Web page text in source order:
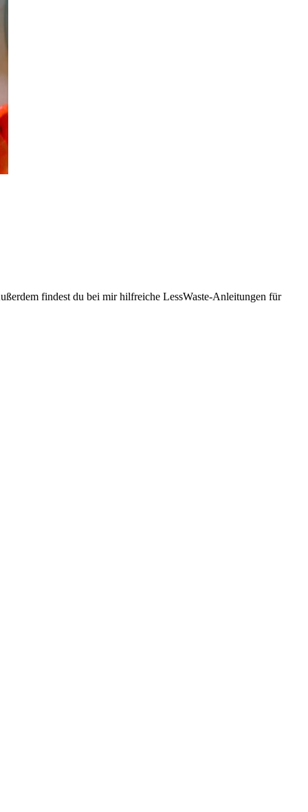
findest du bei mir hilfreiche LessWaste-Anleitungen für